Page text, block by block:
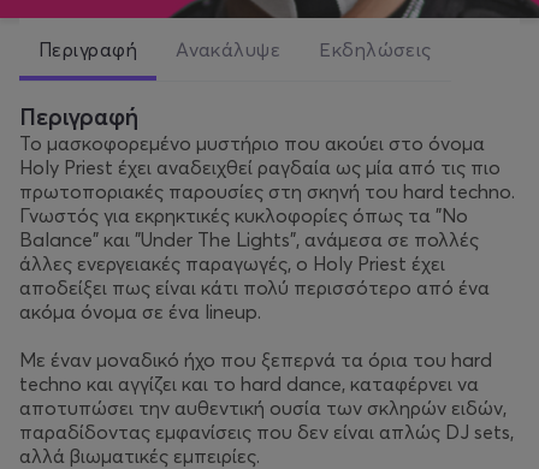
Περιγραφή Ανακάλυψε Εκδηλώσεις
Περιγραφή
Το μασκοφορεμένο μυστήριο που ακούει στο όνομα
Holy Priest έχει αναδειχθεί ραγδαία ως μία από τις πιο
πρωτοποριακές παρουσίες στη σκηνή του hard techno.
Γνωστός για εκρηκτικές κυκλοφορίες όπως τα "No
Balance" και "Under The Lights", ανάμεσα σε πολλές
άλλες ενεργειακές παραγωγές, ο Holy Priest έχει
αποδείξει πως είναι κάτι πολύ περισσότερο από ένα
ακόμα όνομα σε ένα lineup.
Με έναν μοναδικό ήχο που ξεπερνά τα όρια του hard
techno και αγγίζει και το hard dance, καταφέρνει να
αποτυπώσει την αυθεντική ουσία των σκληρών ειδών,
παραδίδοντας εμφανίσεις που δεν είναι απλώς DJ sets,
αλλά βιωματικές εμπειρίες.